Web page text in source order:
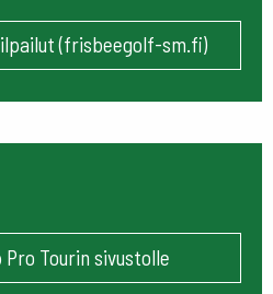
(frisbeegolf-sm.fi)
Pro Tourin sivustolle